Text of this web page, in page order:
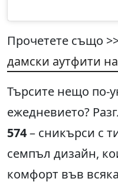
Прочетете също
дамски аутфити
Търсите нещо по-
ежедневието?
574– сникърси с
семпъл дизайн,
комфорт във